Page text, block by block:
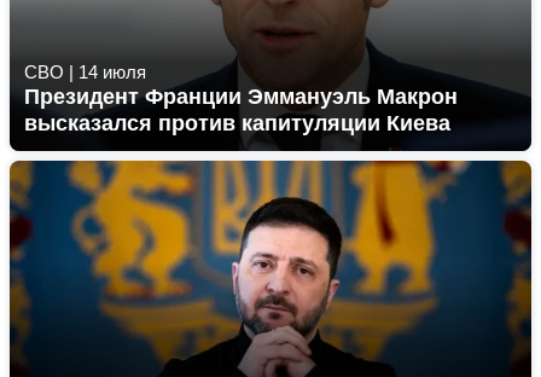
СВО | 14 июля
Президент Франции Эммануэль Макрон
высказался против капитуляции Киева